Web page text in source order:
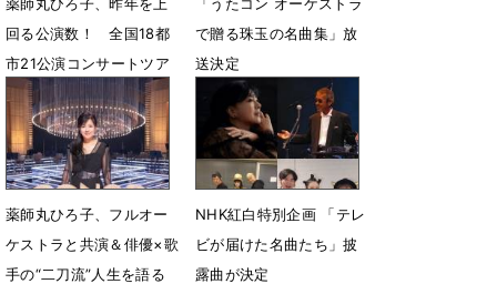
回る公演数！ 全国18都
市21公演コンサートツア
ー開催を発表
5月24日 14時48分
で贈る珠玉の名曲集」放
送決定
11月5日 17時00分
薬師丸ひろ子、フルオー
ケストラと共演＆俳優×歌
手の“二刀流”人生を語る
NHK紅白特別企画 「テレ
ビが届けた名曲たち」披
露曲が決定